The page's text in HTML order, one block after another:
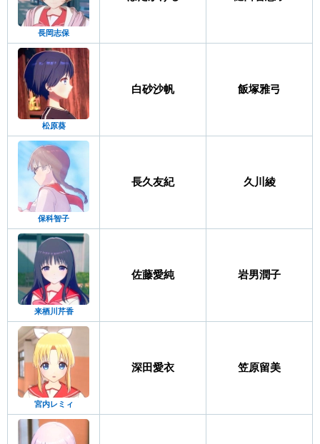
長岡志保
松原葵
白砂沙帆 飯塚雅弓
保科智子
長久友紀 久川綾
来栖川芹香
佐藤愛純 岩男潤子
宮内レミィ
深田愛衣 笠原留美